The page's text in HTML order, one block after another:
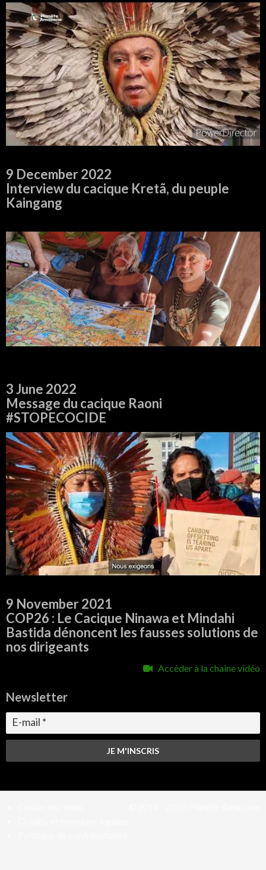
9 December 2022
Interview du cacique Kretã, du peuple
Kaingang
3 June 2022
Message du cacique Raoni
#STOPECOCIDE
9 November 2021
COP26 : Le Cacique Ninawa et Mindahi
Bastida dénoncent les fausses solutions de
nos dirigeants
Accéder à la chaine vidéo
Newsletter